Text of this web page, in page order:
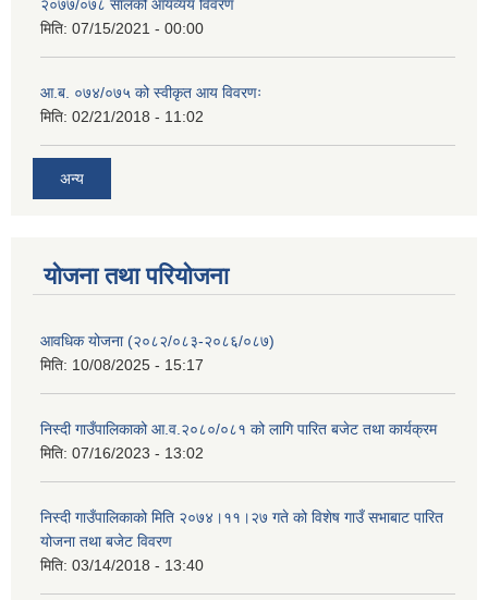
२०७७/०७८ सालको आयव्यय विवरण
मिति: 07/15/2021 - 00:00
आ.ब. ०७४/०७५ को स्वीकृत आय विवरणः
मिति: 02/21/2018 - 11:02
अन्य
योजना तथा परियोजना
आवधिक योजना (२०८२/०८३-२०८६/०८७)
मिति: 10/08/2025 - 15:17
निस्दी गाउँपालिकाको आ.व.२०८०/०८१ को लागि पारित बजेट तथा कार्यक्रम
मिति: 07/16/2023 - 13:02
निस्दी गाउँपालिकाको मिति २०७४।११।२७ गते को विशेष गाउँ सभाबाट पारित
योजना तथा बजेट विवरण
मिति: 03/14/2018 - 13:40